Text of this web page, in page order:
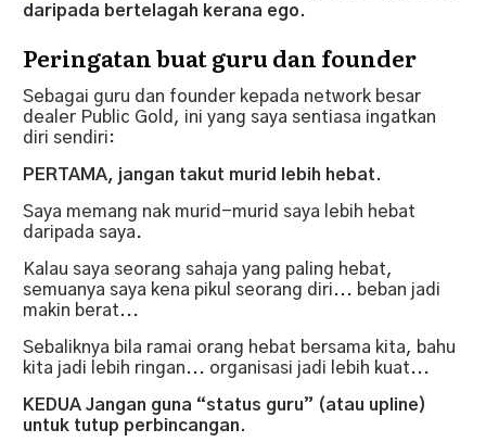
daripada bertelagah kerana ego.
Peringatan buat guru dan founder
Sebagai guru dan founder kepada network besar
dealer Public Gold, ini yang saya sentiasa ingatkan
diri sendiri:
PERTAMA, jangan takut murid lebih hebat.
Saya memang nak murid-murid saya lebih hebat
daripada saya.
Kalau saya seorang sahaja yang paling hebat,
semuanya saya kena pikul seorang diri... beban jadi
makin berat...
Sebaliknya bila ramai orang hebat bersama kita, bahu
kita jadi lebih ringan... organisasi jadi lebih kuat...
KEDUA Jangan guna “status guru” (atau upline)
untuk tutup perbincangan.